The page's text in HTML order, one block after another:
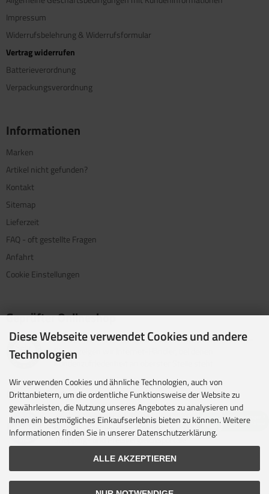
Impressum
Widerrufsbelehrung & Widerrufsformular
Vertrag widerrufen
Batterieverordnung
Verpackungsverordnung
Informationen
Marken
Artikel nicht gefunden?
Kontakt
Sitemap
Lieferzeit
FAQ - oft gestellte Fragen
Anfahrt
Cookie Einstellungen
Geprüfter Onlineshop
Mit dem Vertrauenssiegel für kundenfreundliche Online-
Shops zeigen wir Internet-Händler, bei denen
Kundenzufriedenheit an oberster Stelle steht.
Unsere Partner
idealo ist eine der größten E-Commerce-Websites in
Europa und eines der führenden europäischen Online-
Shopping- und Preisvergleichsportale.
Diese Webseite verwendet Cookies und andere
Technologien
Wir verwenden Cookies und ähnliche Technologien, auch von
Drittanbietern, um die ordentliche Funktionsweise der Website zu
gewährleisten, die Nutzung unseres Angebotes zu analysieren und
Ihnen ein bestmögliches Einkaufserlebnis bieten zu können. Weitere
Informationen finden Sie in unserer Datenschutzerklärung.
ALLE AKZEPTIEREN